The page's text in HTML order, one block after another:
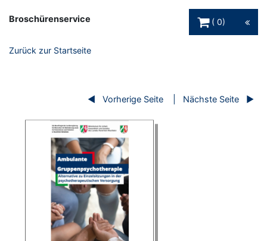
Broschürenservice
0
Zurück zur Startseite
Vorherige Seite Nächste Seite